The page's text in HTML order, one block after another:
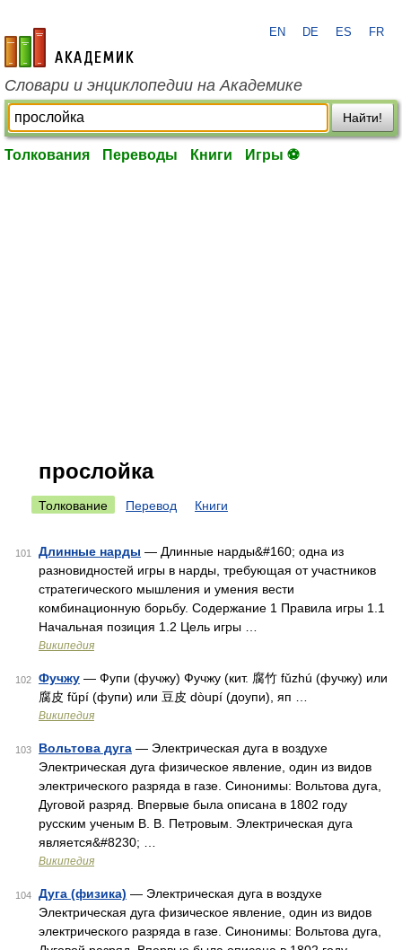
academic.ru
EN DE ES FR
Словари и энциклопедии на Академике
Найти!
Толкования Переводы Книги Игры ⚽
прослойка
Толкование Перевод Книги
101 Длинные нарды — Длинные нарды&#160; одна из
разновидностей игры в нарды, требующая от участников
стратегического мышления и умения вести
комбинационную борьбу. Содержание 1 Правила игры 1.1
Начальная позиция 1.2 Цель игры …
Википедия
102 Фучжу — Фупи (фучжу) Фучжу (кит. 腐竹 fǔzhú (фучжу) или
腐皮 fǔpí (фупи) или 豆皮 dòupí (доупи), яп …
Википедия
103 Вольтова дуга — Электрическая дуга в воздухе
Электрическая дуга физическое явление, один из видов
электрического разряда в газе. Синонимы: Вольтова дуга,
Дуговой разряд. Впервые была описана в 1802 году
русским ученым В. В. Петровым. Электрическая дуга
является&#8230; …
Википедия
104 Дуга (физика) — Электрическая дуга в воздухе
Электрическая дуга физическое явление, один из видов
электрического разряда в газе. Синонимы: Вольтова дуга,